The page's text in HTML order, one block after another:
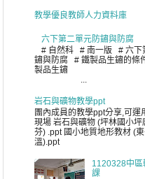
教學優良教師人力資料庫
六下第二單元防鏽與防腐
# 自然科 # 南一版 # 六下
鏽與防腐 # 鐵製品生鏽的條
製品
...
岩石與礦物教學ppt
團內成員的教學ppt分享,可運
現場 岩石與礦物 (坪林國小坪
芬) .ppt 國小地質地形教材 (
溫).ppt
1120328中區
課